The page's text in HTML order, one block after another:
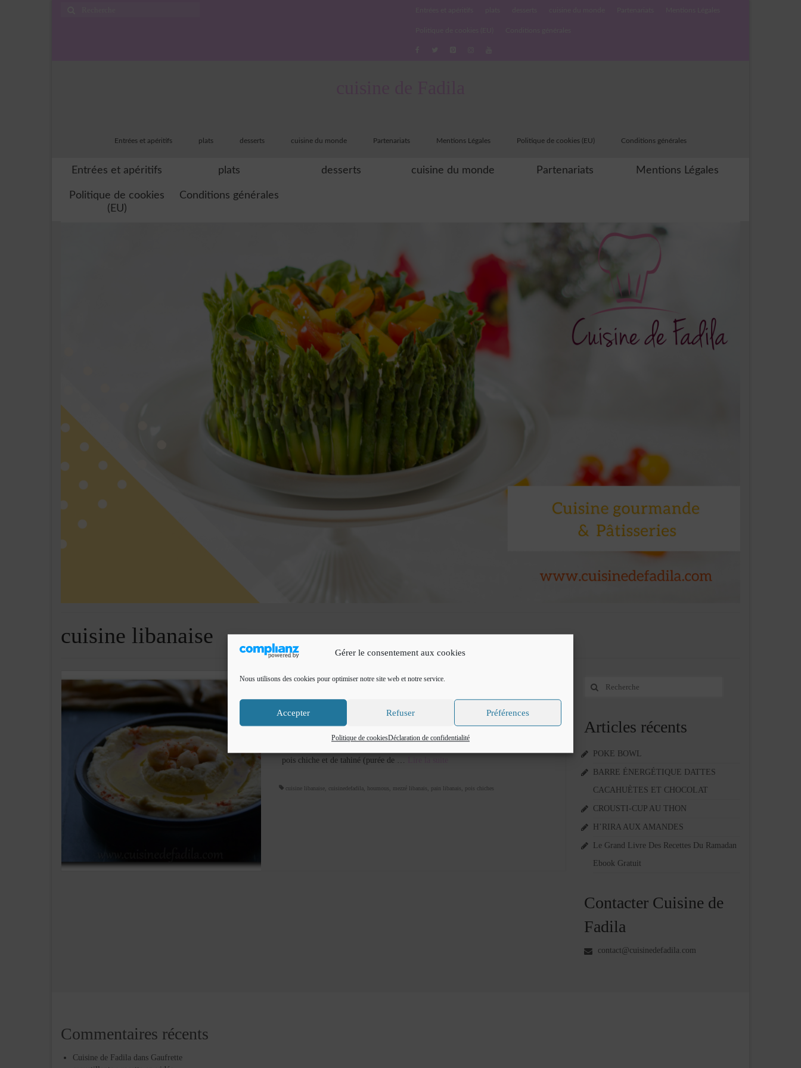
Gérer le consentement aux cookies
Nous utilisons des cookies pour optimiser notre site web et notre service.
Accepter Refuser Préférences
Politique de cookiesDéclaration de confidentialité
Entrées et apéritifs plats desserts cuisine du monde Partenariats Mentions Légales Politique de cookies (EU) Conditions générales
Entrées et apéritifs plats desserts cuisine du monde Partenariats Mentions Légales
Politique de cookies
(EU)
Conditions générales
cuisine libanaise
MAR 2013
Houmous
parCuisine de Fadila
Bonjour Aujourd’hui je vous propose une recette qui nous vient du
pois chiche et de tahiné (purée de …
cuisine libanaise, cuisinedefadila, houmous, mezzé libanais, pain libanais, pois chiches
Rechercher
Articles récents
POKE BOWL
BARRE ÉNERGÉTIQUE DATTES
CACAHUÈTES ET CHOCOLAT
CROUSTI-CUP AU THON
H’RIRA AUX AMANDES
Le Grand Livre Des Recettes Du Ramadan
Ebook Gratuit
Contacter Cuisine de
Fadila
contact@cuisinedefadila.com
Commentaires récents
Cuisine de Fadila dans Gaufrette